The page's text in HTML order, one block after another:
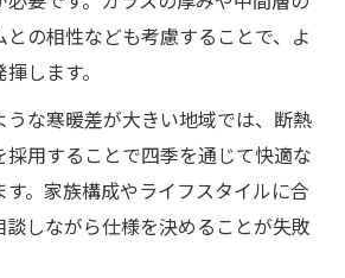
断熱性を兼ね備えたガラスの選択
窓デザインと断熱性能の両立術
も高い注文住宅ガラスの活用法
窓で実現する快適と美観の両立
宅を建てるなら知りたい窓ガラ
の相性なども考慮することで、よ
します。
な寒暖差が大きい地域では、断熱
用することで四季を通じて快適な
。家族構成やライフスタイルに合
しながら仕様を決めることが失敗